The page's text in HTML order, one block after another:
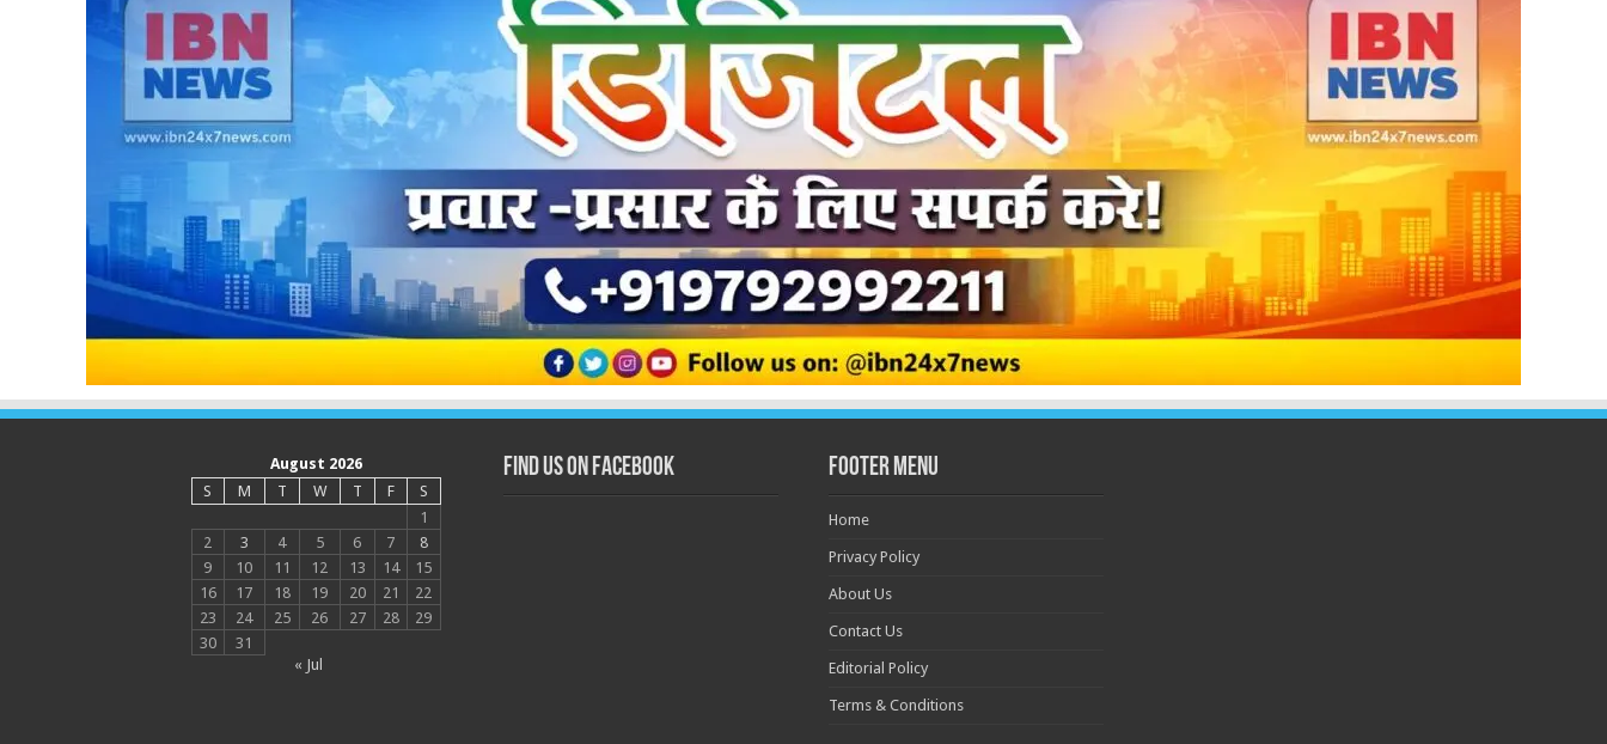
August 2026
S
M T W T F
S
1
2
3 4 5 6 7
8
9
10 11 12 13 14
15
16
17 18 19 20 21
22
23
24 25 26 27 28
29
30
31
« Jul
Find us on Facebook Footer Menu
Home
Privacy Policy
About Us
Contact Us
Editorial Policy
Terms & Conditions